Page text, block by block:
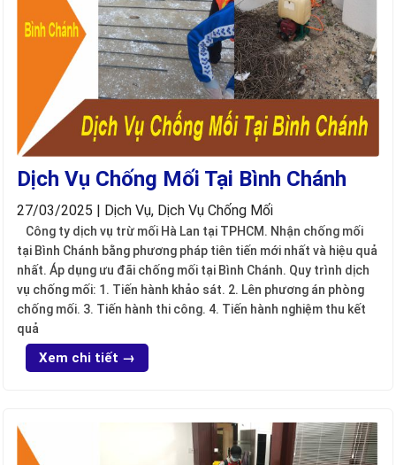
Dịch Vụ Chống Mối Tại Bình Chánh
27/03/2025 | Dịch Vụ, Dịch Vụ Chống Mối
Công ty dịch vụ trừ mối Hà Lan tại TPHCM. Nhận chống mối
tại Bình Chánh bằng phương pháp tiên tiến mới nhất và hiệu quả
nhất. Áp dụng ưu đãi chống mối tại Bình Chánh. Quy trình dịch
vụ chống mối: 1. Tiến hành khảo sát. 2. Lên phương án phòng
chống mối. 3. Tiến hành thi công. 4. Tiến hành nghiệm thu kết
quả
Xem chi tiết →